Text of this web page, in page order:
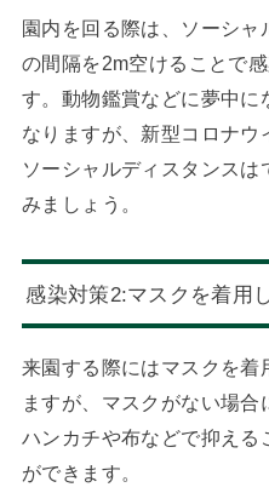
園内を回る際は、ソーシャ
の間隔を2m空けることで
す。動物鑑賞などに夢中に
なりますが、新型コロナウ
ソーシャルディスタンス
みましょう。
感染対策2:マスクを着用
来園する際にはマスクを着
ますが、マスクがない場
ハンカチや布などで抑える
ができます。